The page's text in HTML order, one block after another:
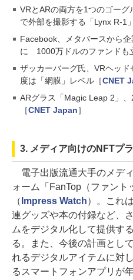
VRとARの両方を1つのゴー
で外部を撮影する「Lynx R-1
Facebook、メタバースから企
に 1000万ドルのファンドも
ザッカーバーグ氏、VRヘッ
度は「網膜」レベル［CNET
ARグラス「Magic Leap 2」
［CNET Japan］
3. メディア向けのNFTプ
電子出版流通大手のメデ
ォーム「FanTop（ファン
（ Impress Watch）。これ
連グッズや本の付録など、
ムをデジタル化して提供す
る。また、今後の計画とし
れるデジタルアイテムに対
るスマートフォンアプリが